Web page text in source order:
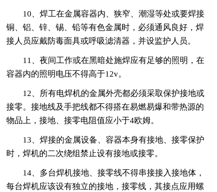
10、焊工在金属容器内、狭窄、潮湿等处或要焊接
铜、铝、锌、锡、铅等有色金属时，必须通风良好，焊
接人员应戴防毒面具或呼吸滤清器，并设监护人员。
11、夜间工作或在黑暗处施焊应有足够的照明，在
容器内的照明电压不得高于12v。
12、所有电焊机的金属外壳都必须采取保护接地或
接零。接地线及手把线都不得搭在易燃易爆和带热源的
物品上，接地、接零电阻值应小于4欧姆。
13、焊接的金属设备、容器本身有接地、接零保护
时，焊机的二次绕组禁止设有接地或接零。
14、多台焊机接地、接零线不得串接接入接地体，
每台焊机应该设有独立的接地，接零线，其接点应用螺